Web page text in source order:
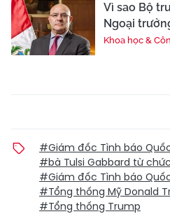
Vì sao Bộ
Ngoại
Khoa học &
#Giám đốc Tình báo
#bà Tulsi Gabbard từ chức
#Giám đốc Tình báo
#Tổng thống Mỹ Donald
#Tổng thống Trump